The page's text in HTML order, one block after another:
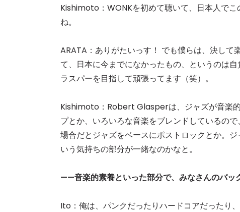
Kishimoto：WONKを初めて聴いて、日本人で
ね。
ARATA：ありがたいっす！ でも僕らは、決し
て、日本に今までになかったもの、というのは
ラスパーを目指して頑張ってます（笑）。
Kishimoto：Robert Glasperは、ジャズが音楽
プとか、いろいろな音楽をブレンドしているの
場合だとジャズをベースにポストロックとか。
いう気持ちの部分が一緒なのかなと。
——音楽的素養といった部分で、みなさんのバッ
Ito：俺は、パンクだったりハードコアだったり